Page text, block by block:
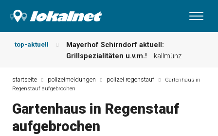
top-aktuell
Mayerhof Schirndorf aktuell:
Grillspezialitäten u.v.m.!
kallmünz
und mehr … burglengenfeld
Der „deutsche Michel“ muss nun
leserbriefe
Maxhütter Fischladen: Unser aktuelles
startseite polizeimeldungen polizei regenstauf
Gartenhaus in
Regenstauf aufgebrochen
Gartenhaus in Regenstauf
aufgebrochen